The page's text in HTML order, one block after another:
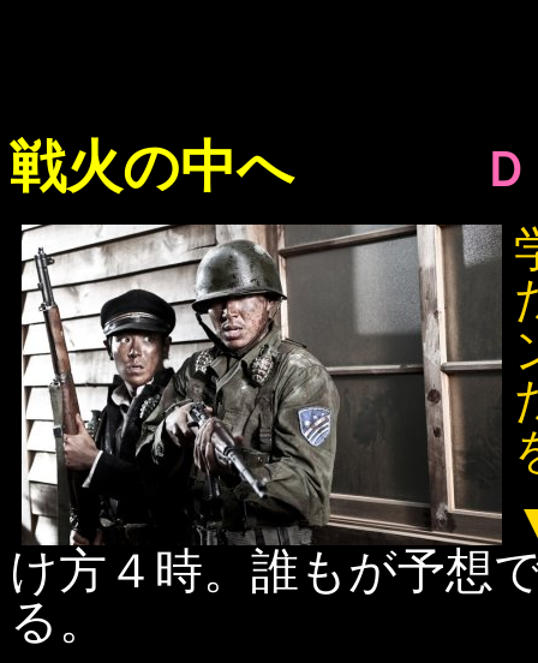
戦火の中へ
け方４時。誰もが予想
る。